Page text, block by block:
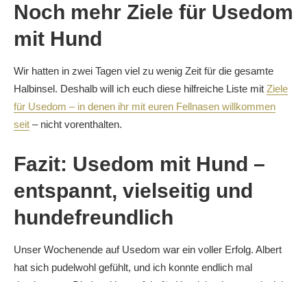
Noch mehr Ziele für Usedom
mit Hund
Wir hatten in zwei Tagen viel zu wenig Zeit für die gesamte
Halbinsel. Deshalb will ich euch diese hilfreiche Liste mit Ziele
für Usedom – in denen ihr mit euren Fellnasen willkommen
seit – nicht vorenthalten.
Fazit: Usedom mit Hund –
entspannt, vielseitig und
hundefreundlich
Unser Wochenende auf Usedom war ein voller Erfolg. Albert
hat sich pudelwohl gefühlt, und ich konnte endlich mal